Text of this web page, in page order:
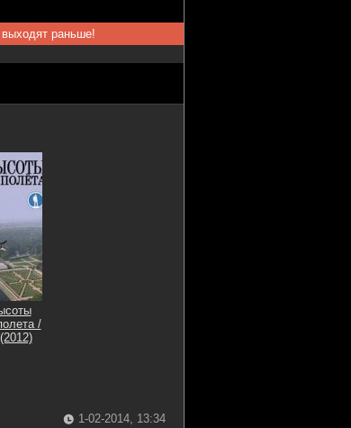
выходят раньше!
/
1-02-2014, 13:34